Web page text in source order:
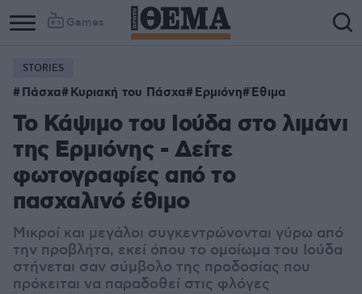
Games
STORIES
Πάσχα Κυριακή του Πάσχα Ερμιόνη Έθιμα
Το Κάψιμο του Ιούδα στο λιμάνι
της Ερμιόνης - Δείτε
φωτογραφίες από το
πασχαλινό έθιμο
Μικροί και μεγάλοι συγκεντρώνονται γύρω από
την προβλήτα, εκεί όπου το ομοίωμα του Ιούδα
στήνεται σαν σύμβολο της προδοσίας που
πρόκειται να παραδοθεί στις φλόγες